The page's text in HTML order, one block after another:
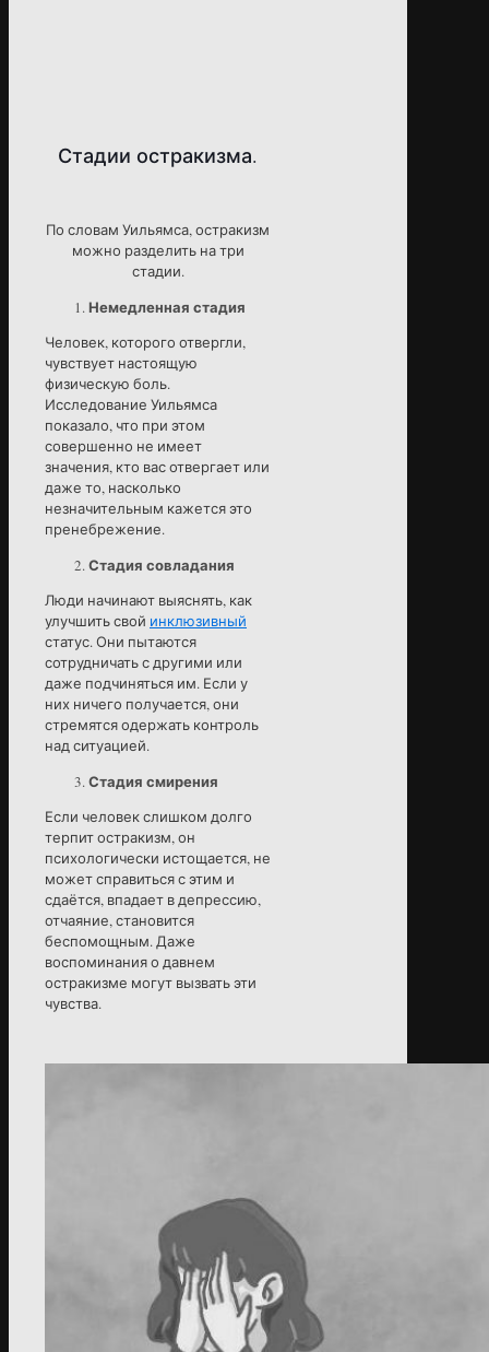
Стадии остракизма.
По словам Уильямса, остракизм
можно разделить на три
стадии.
Немедленная стадия
Человек, которого отвергли,
чувствует настоящую
физическую боль.
Исследование Уильямса
показало, что при этом
совершенно не имеет
значения, кто вас отвергает или
даже то, насколько
незначительным кажется это
пренебрежение.
Стадия совладания
Люди начинают выяснять, как
улучшить свой инклюзивный
статус. Они пытаются
сотрудничать с другими или
даже подчиняться им. Если у
них ничего получается, они
стремятся одержать контроль
над ситуацией.
Стадия смирения
Если человек слишком долго
терпит остракизм, он
психологически истощается, не
может справиться с этим и
сдаётся, впадает в депрессию,
отчаяние, становится
беспомощным. Даже
воспоминания о давнем
остракизме могут вызвать эти
чувства.